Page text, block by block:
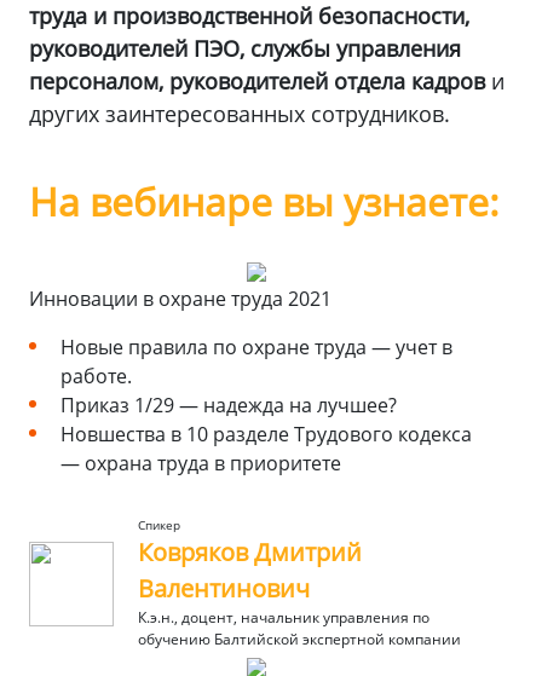
труда и производственной безопасности,
руководителей ПЭО, службы управления
персоналом, руководителей отдела кадрови
других заинтересованных сотрудников.
На вебинаре вы узнаете:
Инновации в охране труда 2021
Новые правила по охране труда — учет в
работе.
Приказ 1/29 — надежда на лучшее?
Новшества в 10 разделе Трудового кодекса
— охрана труда в приоритете
Спикер
Ковряков Дмитрий
Валентинович
К.э.н., доцент, начальник управления по
обучению Балтийской экспертной компании